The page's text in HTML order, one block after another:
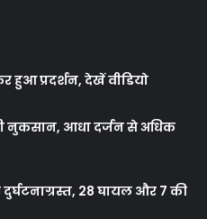
हुआ प्रदर्शन, देखें वीडियो
नुकसान, आधा दर्जन से अधिक
दुर्घटनाग्रस्त, 28 घायल और 7 की